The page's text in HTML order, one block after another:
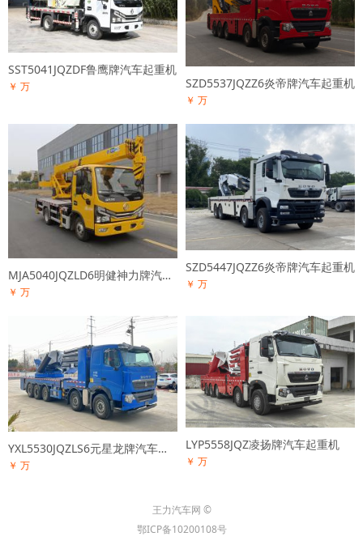
SST5041JQZDF鲁鹰牌汽车起重机
￥ 万 SZD5537JQZZ6炎帝牌汽车起重机
￥ 万
MJA5040JQZLD6明健神力牌汽车起重机
￥ 万
SZD5447JQZZ6炎帝牌汽车起重机
￥ 万
YXL5530JQZLS6元星龙牌汽车起重机
￥ 万
LYP5558JQZ凌扬牌汽车起重机
￥ 万
王力汽车网 ©
鄂ICP备10200108号